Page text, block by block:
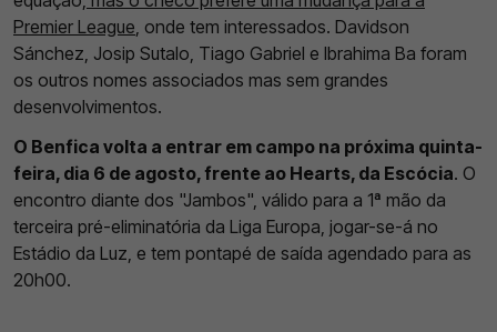
Premier League , onde tem interessados. Davidson
Sánchez, Josip Sutalo, Tiago Gabriel e Ibrahima Ba foram
os outros nomes associados mas sem grandes
desenvolvimentos.
O Benfica volta a entrar em campo na próxima quinta-
feira, dia 6 de agosto, frente ao Hearts, da Escócia. O
encontro diante dos "Jambos", válido para a 1ª mão da
terceira pré-eliminatória da Liga Europa, jogar-se-á no
Estádio da Luz, e tem pontapé de saída agendado para as
20h00.